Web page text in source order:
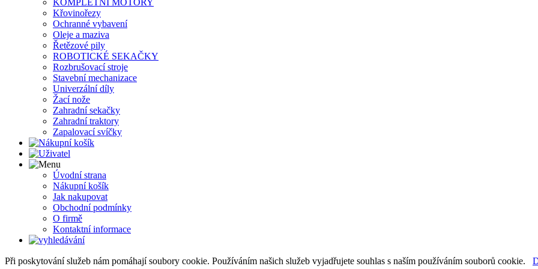
KOMPLETNÍ MOTORY
Křovinořezy
Ochranné vybavení
Oleje a maziva
Řetězové pily
ROBOTICKÉ SEKAČKY
Rozbrušovací stroje
Stavební mechanizace
Univerzální díly
Žací nože
Zahradní sekačky
Zahradní traktory
Zapalovací svíčky
Úvodní strana
Nákupní košík
Jak nakupovat
Obchodní podmínky
O firmě
Kontaktní informace
Při poskytování služeb nám pomáhají soubory cookie. Používáním našich služeb vyjadřujete souhlas s naším používáním souborů cookie.